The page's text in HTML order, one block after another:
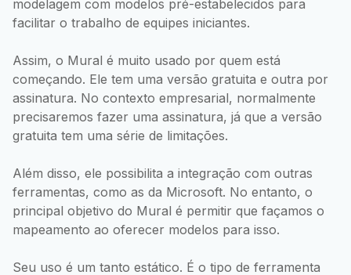
modelagem com modelos pré-estabelecidos para
facilitar o trabalho de equipes iniciantes.
Assim, o Mural é muito usado por quem está
começando. Ele tem uma versão gratuita e outra por
assinatura. No contexto empresarial, normalmente
precisaremos fazer uma assinatura, já que a versão
gratuita tem uma série de limitações.
Além disso, ele possibilita a integração com outras
ferramentas, como as da Microsoft. No entanto, o
principal objetivo do Mural é permitir que façamos o
mapeamento ao oferecer modelos para isso.
Seu uso é um tanto estático. É o tipo de ferramenta